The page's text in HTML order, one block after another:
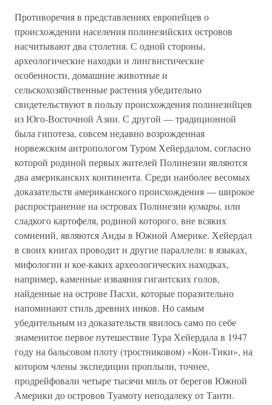
Противоречия в представлениях европейцев о
происхождении населения полинезийских островов
насчитывают два столетия. С одной стороны,
археологические находки и лингвистические
особенности, домашние животные и
сельскохозяйственные растения убедительно
свидетельствуют в пользу происхождения полинезийцев
из Юго-Восточной Азии. С другой — традиционной
была гипотеза, совсем недавно возрожденная
норвежским антропологом Туром Хейердалом, согласно
которой родиной первых жителей Полинезии являются
два американских континента. Среди наиболее весомых
доказательств американского происхождения — широкое
распространение на островах Полинезии кумары, или
сладкого картофеля, родиной которого, вне всяких
сомнений, являются Анды в Южной Америке. Хейердал
в своих книгах проводит и другие параллели: в языках,
мифологии и кое-каких археологических находках,
например, каменные изваяния гигантских голов,
найденные на острове Пасхи, которые поразительно
напоминают стиль древних инков. Но самым
убедительным из доказательств явилось само по себе
знаменитое первое путешествие Тура Хейердала в 1947
году на бальсовом плоту (тростниковом) «Кон-Тики», на
котором члены экспедиции проплыли, точнее,
продрейфовали четыре тысячи миль от берегов Южной
Америки до островов Туамоту неподалеку от Таити.